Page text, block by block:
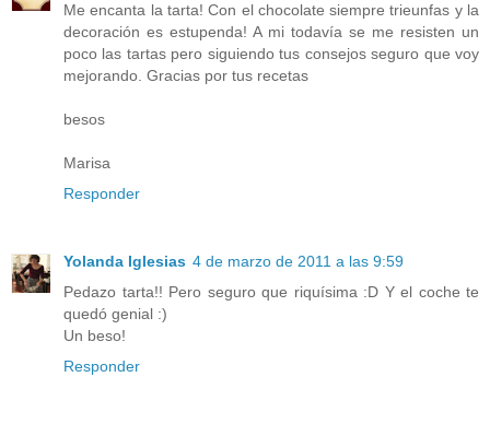
Me encanta la tarta! Con el chocolate siempre trieunfas y la
decoración es estupenda! A mi todavía se me resisten un
poco las tartas pero siguiendo tus consejos seguro que voy
mejorando. Gracias por tus recetas
besos
Marisa
Responder
Yolanda Iglesias 4 de marzo de 2011 a las 9:59
Pedazo tarta!! Pero seguro que riquísima :D Y el coche te
quedó genial :)
Un beso!
Responder